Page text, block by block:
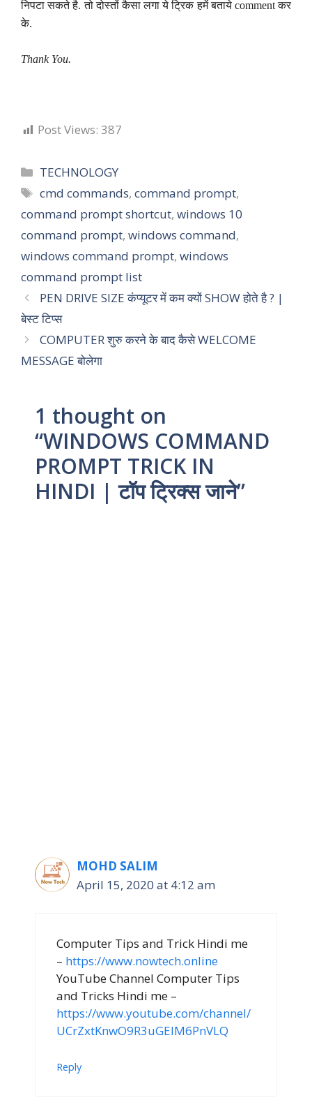
निपटा सकते है. तो दोस्तों कैसा लगा ये ट्रिक हमें बताये comment कर
के.
Thank You.
Post Views: 387
Categories
TECHNOLOGY
Tags
cmd commands,command prompt,
command prompt shortcut, windows 10
command prompt, windows command,
windows command prompt, windows
command prompt list
PEN DRIVE SIZE कंप्यूटर में कम क्यों SHOW होते है ? |
बेस्ट टिप्स
COMPUTER शुरु करने के बाद कैसे WELCOME
MESSAGE बोलेगा
1 thought on
“WINDOWS COMMAND
PROMPT TRICK IN
HINDI | टॉप ट्रिक्स जाने”
MOHD SALIM
April 15, 2020 at 4:12 am
Computer Tips and Trick Hindi me
– https://www.nowtech.online
YouTube Channel Computer Tips
and Tricks Hindi me –
https://www.youtube.com/channel/
UCrZxtKnwO9R3uGEIM6PnVLQ
Reply